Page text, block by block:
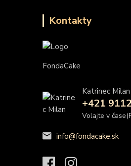
Kontakty
FondaCake
Katrinec Milan
+421
Volajte v
info@fondacake.sk